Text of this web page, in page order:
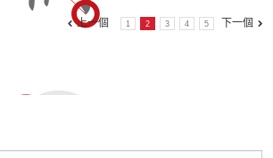
上一個 1 2 3 4 5 下一個